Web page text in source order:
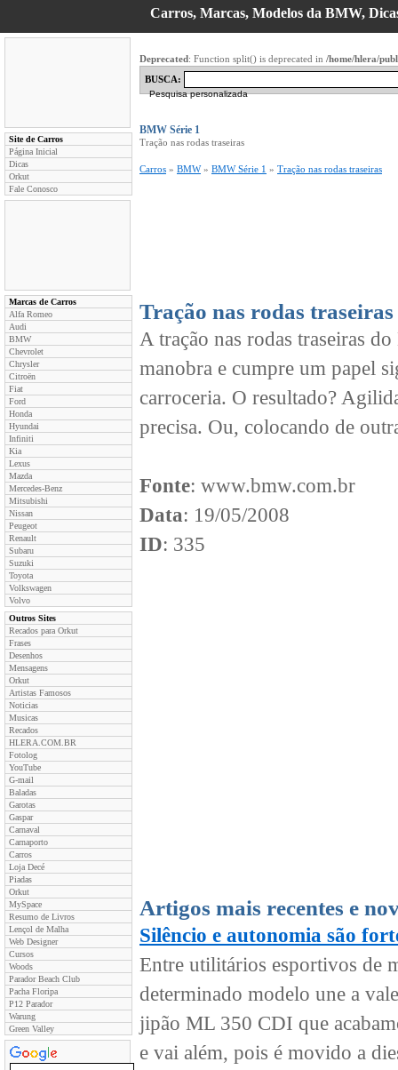
Carros, Marcas, Modelos da BMW,
Site de Carros
Página Inicial
Dicas
Orkut
Fale Conosco
Marcas de Carros
Alfa Romeo
Audi
BMW
Chevrolet
Chrysler
Citroën
Fiat
Ford
Honda
Hyundai
Infiniti
Kia
Lexus
Mazda
Mercedes-Benz
Mitsubishi
Nissan
Peugeot
Renault
Subaru
Suzuki
Toyota
Volkswagen
Volvo
Outros Sites
Recados para Orkut
Frases
Desenhos
Mensagens
Orkut
Artistas Famosos
Noticias
Musicas
Recados
HLERA.COM.BR
Fotolog
YouTube
G-mail
Baladas
Garotas
Gaspar
Carnaval
Carnaporto
Carros
Loja Decé
Piadas
Orkut
MySpace
Resumo de Livros
Lençol de Malha
Web Designer
Cursos
Woods
Parador Beach Club
Pacha Floripa
P12 Parador
Warung
Green Valley
Deprecated: Function split() is deprecated in /home/hlera/
BUSCA:
Pesquisa personalizada
BMW Série 1
Tração nas rodas traseiras
Carros » BMW» BMW Série 1 » Tração nas rodas traseiras
Tração nas rodas traseiras
A tração nas rodas traseiras
manobra e cumpre um papel
carroceria. O resultado?
precisa. Ou, colocando de
Fonte: www.bmw.com.br
Data: 19/05/2008
ID: 335
Artigos mais recentes e
Silêncio e autonomia são
Entre utilitários esportivos de
determinado modelo une a
jipão ML 350 CDI que
e vai além, pois é movido a